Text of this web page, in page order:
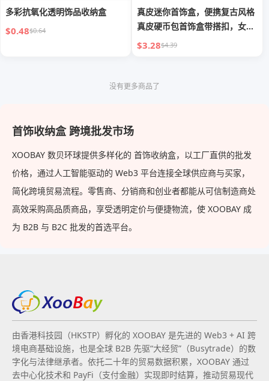
多彩抗氧化透明饰品收纳盒
$0.48$0.64
真皮迷你首饰盒，便携复古风格
真皮硬币包首饰盒带搭扣，女士
迷你旅行戒指盒，用于耳环/戒
$3.28$4.39
没有更多商品了
首饰收纳盒 跨境批发市场
XOOBAY 数贝环球提供多样化的 首饰收纳盒，以工厂直供的批发
价格，通过人工智能驱动的 Web3 平台连接全球供应商与买家，
简化跨境贸易流程。零售商、分销商和创业者都能从可信制造商处
高效采购高品质商品，享受透明定价与便捷物流，使 XOOBAY 成
为 B2B 与 B2C 批发的首选平台。
由香港科技园（HKSTP）孵化的 XOOBAY 是先进的 Web3 + AI 跨
境电商基础设施，也是全球 B2B 先驱“大经贸”（Busytrade）的数
字化与法律继承者。依托二十年的贸易数据积累，XOOBAY 通过
去中心化技术和 PayFi（支付金融）实现即时结算，推动贸易现代